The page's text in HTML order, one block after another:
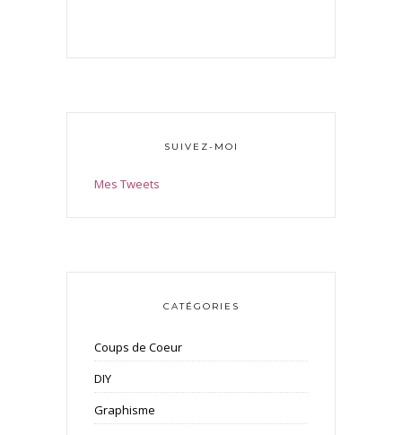
SUIVEZ-MOI
Mes Tweets
CATÉGORIES
Coups de Coeur
DIY
Graphisme